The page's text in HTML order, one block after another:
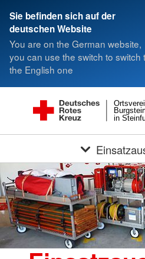
Sie befinden sich auf der
deutschen Website
You are on the German website,
you can use the switch to switch
the English one
in